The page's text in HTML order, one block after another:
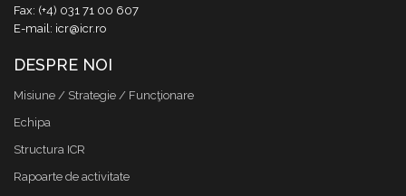
Fax: (+4) 031 71 00 607
E-mail: icr@icr.ro
DESPRE NOI
Misiune / Strategie / Funcţionare
Echipa
Structura ICR
Rapoarte de activitate